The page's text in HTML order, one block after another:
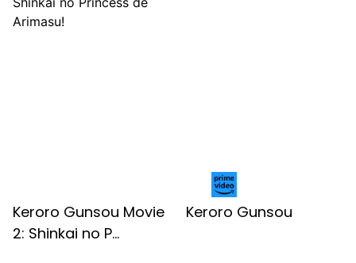
Keroro Gunsou Movie
2: Shinkai no P...
Keroro Gunsou